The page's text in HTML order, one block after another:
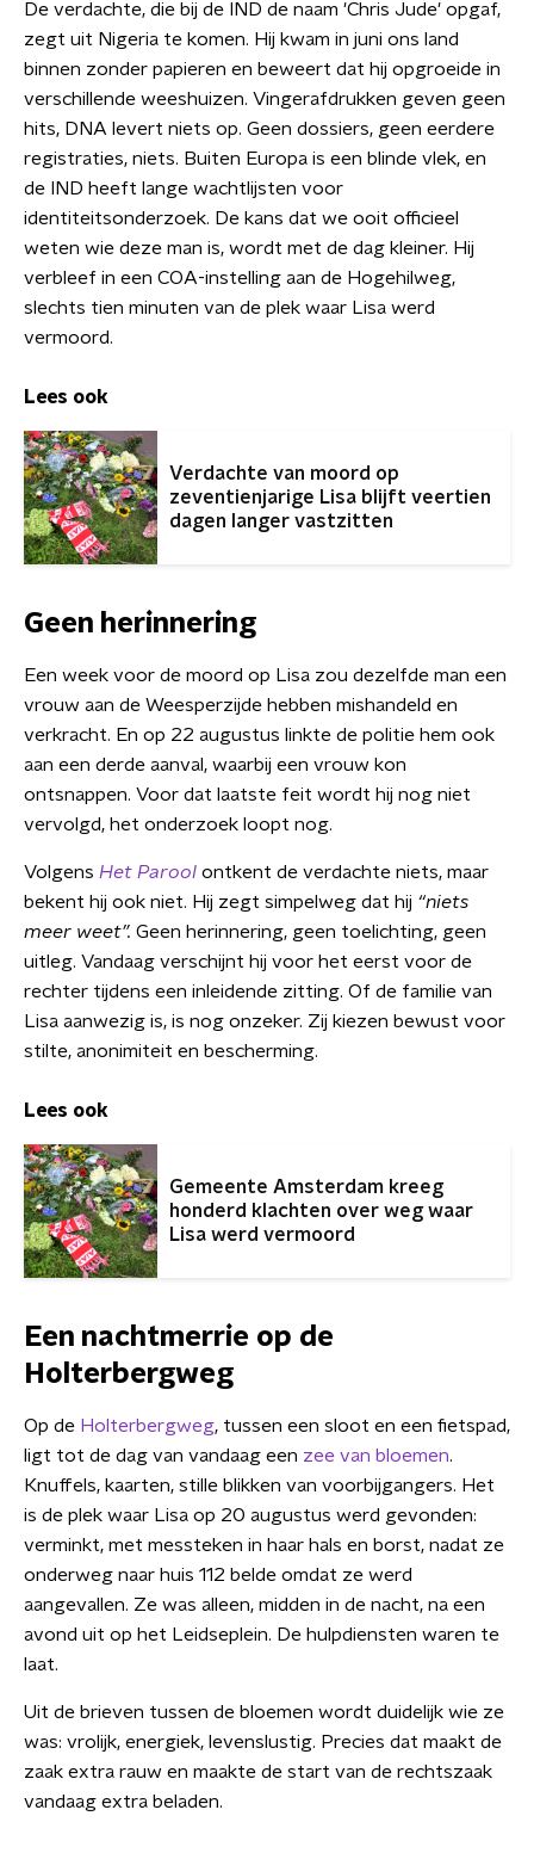
De verdachte, die bij de IND de naam 'Chris Jude' opgaf,
zegt uit Nigeria te komen. Hij kwam in juni ons land
binnen zonder papieren en beweert dat hij opgroeide in
verschillende weeshuizen. Vingerafdrukken geven geen
hits, DNA levert niets op. Geen dossiers, geen eerdere
registraties, niets. Buiten Europa is een blinde vlek, en
de IND heeft lange wachtlijsten voor
identiteitsonderzoek. De kans dat we ooit officieel
weten wie deze man is, wordt met de dag kleiner. Hij
verbleef in een COA-instelling aan de Hogehilweg,
slechts tien minuten van de plek waar Lisa werd
vermoord.
Lees ook
Verdachte van moord op
zeventienjarige Lisa blijft veertien
dagen langer vastzitten
Geen herinnering
Een week voor de moord op Lisa zou dezelfde man een
vrouw aan de Weesperzijde hebben mishandeld en
verkracht. En op 22 augustus linkte de politie hem ook
aan een derde aanval, waarbij een vrouw kon
ontsnappen. Voor dat laatste feit wordt hij nog niet
vervolgd, het onderzoek loopt nog.
Volgens Het Parool ontkent de verdachte niets, maar
bekent hij ook niet. Hij zegt simpelweg dat hij “niets
meer weet”. Geen herinnering, geen toelichting, geen
uitleg. Vandaag verschijnt hij voor het eerst voor de
rechter tijdens een inleidende zitting. Of de familie van
Lisa aanwezig is, is nog onzeker. Zij kiezen bewust voor
stilte, anonimiteit en bescherming.
Lees ook
Gemeente Amsterdam kreeg
honderd klachten over weg waar
Lisa werd vermoord
Een nachtmerrie op de
Holterbergweg
Op de Holterbergweg, tussen een sloot en een fietspad,
ligt tot de dag van vandaag een zee van bloemen.
Knuffels, kaarten, stille blikken van voorbijgangers. Het
is de plek waar Lisa op 20 augustus werd gevonden:
verminkt, met messteken in haar hals en borst, nadat ze
onderweg naar huis 112 belde omdat ze werd
aangevallen. Ze was alleen, midden in de nacht, na een
avond uit op het Leidseplein. De hulpdiensten waren te
laat.
Uit de brieven tussen de bloemen wordt duidelijk wie ze
was: vrolijk, energiek, levenslustig. Precies dat maakt de
zaak extra rauw en maakte de start van de rechtszaak
vandaag extra beladen.